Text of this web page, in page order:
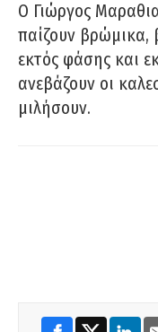
Ο Γιώργος
παίζουν βρώμικα,
εκτός φάσης και
ανεβάζουν οι
μιλήσουν.